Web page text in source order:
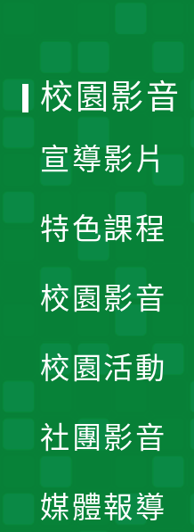
校園影音
宣導影片
特色課程
校園影音
校園活動
社團影音
媒體報導